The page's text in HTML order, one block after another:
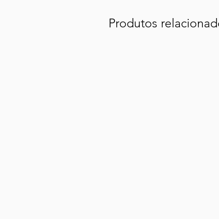
Produtos